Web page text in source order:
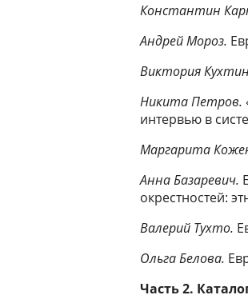
Константин
Андрей Мороз.
Виктория
Никита Петров.
интервью в
Маргарита
Анна Базаревич.
окрестностей:
Валерий Тухто.
Ольга Белова.
Часть 2.